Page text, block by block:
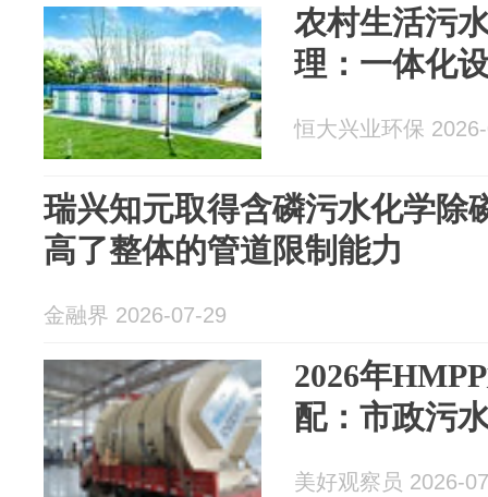
农村生活污
理：一体化
恒大兴业环保
瑞兴知元取得含磷污水化学除
高了整体的管道限制能力
金融界 2026-07-29
2026年
配：市政污
美好观察员 2026-